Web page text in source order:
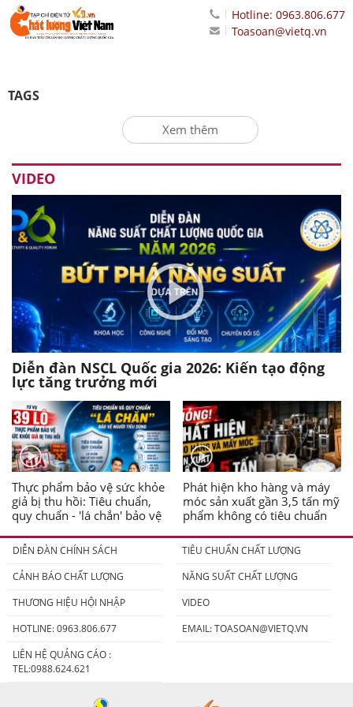
Hotline: 0963.806.677
Toasoan@vietq.vn
TAGS
Xem thêm
VIDEO
Diễn đàn NSCL Quốc gia 2026: Kiến tạo động
lực tăng trưởng mới
Thực phẩm bảo vệ sức khỏe
giả bị thu hồi: Tiêu chuẩn,
quy chuẩn - 'lá chắn' bảo vệ
Phát hiện kho hàng và máy
móc sản xuất gần 3,5 tấn mỹ
phẩm không có tiêu chuẩn
DIỄN ĐÀN CHÍNH SÁCH
TIÊU CHUẨN CHẤT LƯỢNG
CẢNH BÁO CHẤT LƯỢNG
NĂNG SUẤT CHẤT LƯỢNG
THƯƠNG HIỆU HỘI NHẬP
VIDEO
HOTLINE: 0963.806.677
EMAIL:TOASOAN@VIETQ.VN
LIÊN HỆ QUẢNG CÁO :
TEL:0988.624.621